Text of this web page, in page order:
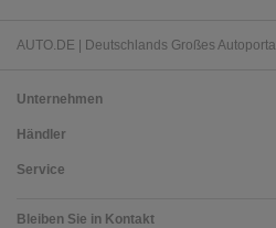
AUTO.DE | Deutschlands Großes Autoportal
Unternehmen
Händler
Service
Bleiben Sie in Kontakt